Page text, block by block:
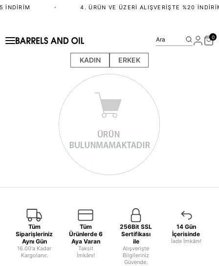
İNDIRIM • 4. ÜRÜN VE ÜZERI ALIŞVERIŞTE %20
KADIN ERKEK
Ara 0
Tüm
Siparişleriniz
Aynı Gün
16.00'a Kadar
Kargolanır.
Tüm
Ürünlerde 6
Aya Varan
Taksit
İmkânı!
256Bit SSL
Sertifikası
ile
Alışverişte
Bilgileriniz
Güvende.
14 Gün
İçerisinde
İade İmkânı!